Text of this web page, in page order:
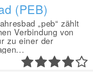
(PEB)
„peb“ zählt
Verbindung von
zu einer der